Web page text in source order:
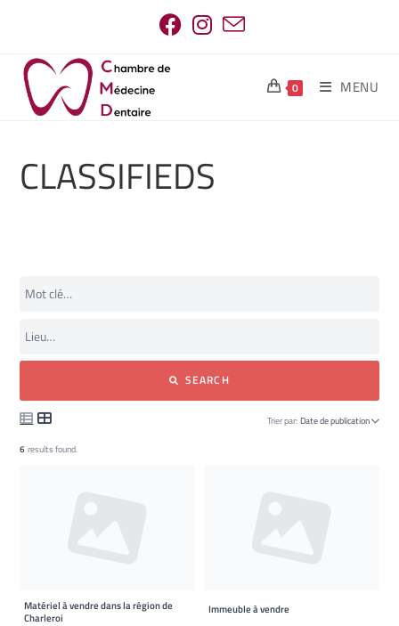
0 MENU
CLASSIFIEDS
SEARCH
Trier par: Date de publication
6 results found.
Matériel à vendre dans la région de
Charleroi
Immeuble à vendre